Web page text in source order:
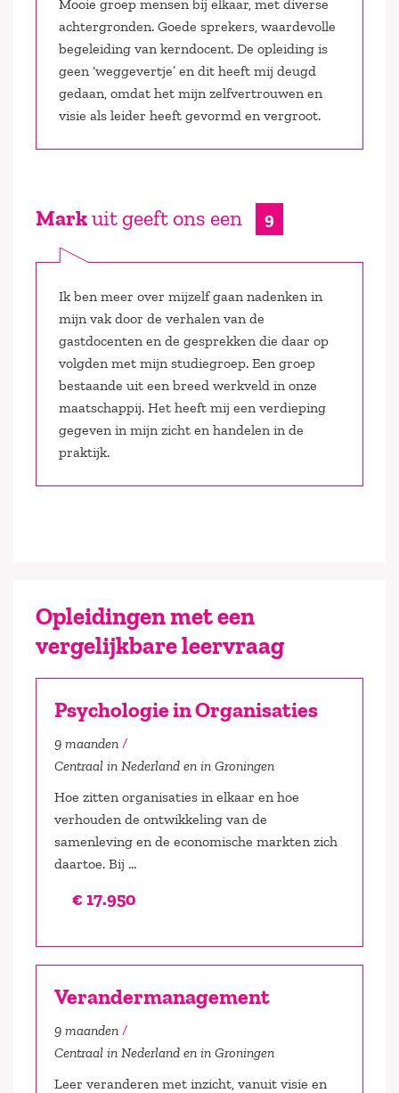
Mooie groep mensen bij elkaar, met diverse
achtergronden. Goede sprekers, waardevolle
begeleiding van kerndocent. De opleiding is
geen ‘weggevertje’ en dit heeft mij deugd
gedaan, omdat het mijn zelfvertrouwen en
visie als leider heeft gevormd en vergroot.
Markuit geeft ons een 9
Ik ben meer over mijzelf gaan nadenken in
mijn vak door de verhalen van de
gastdocenten en de gesprekken die daar op
volgden met mijn studiegroep. Een groep
bestaande uit een breed werkveld in onze
maatschappij. Het heeft mij een verdieping
gegeven in mijn zicht en handelen in de
praktijk.
Opleidingen met een
vergelijkbare leervraag
Psychologie in Organisaties
9 maanden
Centraal in Nederland en in Groningen
Hoe zitten organisaties in elkaar en hoe
verhouden de ontwikkeling van de
samenleving en de economische markten zich
daartoe. Bij ...
€ 17.950
Verandermanagement
9 maanden
Centraal in Nederland en in Groningen
Leer veranderen met inzicht, vanuit visie en